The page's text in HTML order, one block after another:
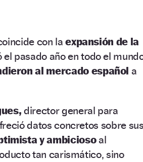
con la expansión de la
pasado año en todo el
al mercado español a
director general para
datos concretos sobre sus
y ambiciosoal
tan carismático, sino